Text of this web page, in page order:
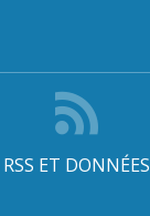
RSS ET DONNÉES